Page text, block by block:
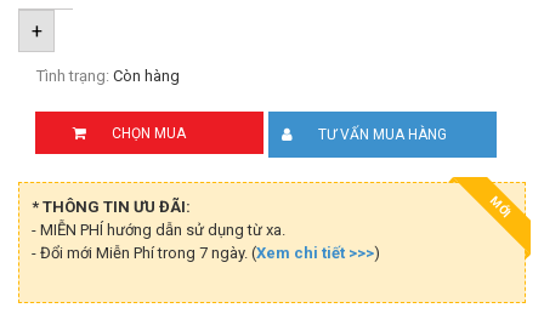
+
Tình trạng: Còn hàng
CHỌN MUA TƯ VẤN MUA HÀNG
MỚI
* THÔNG TIN ƯU ĐÃI:
- MIỄN PHÍ hướng dẫn sử dụng từ xa.
- Đổi mới Miễn Phí trong 7 ngày. (Xem chi tiết >>>)